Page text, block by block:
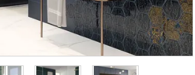
824.66
грн/шт